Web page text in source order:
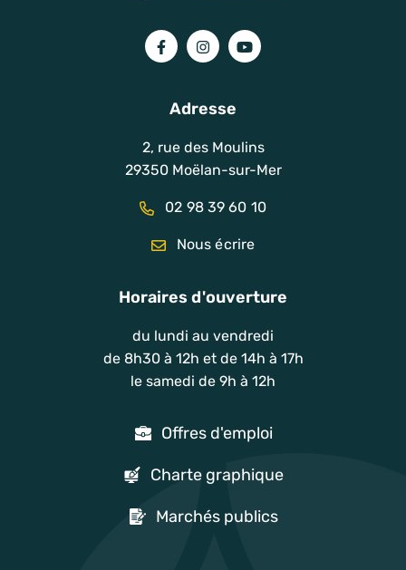
Lien vers le compte Facebook
Lien vers le compte Instagram
Lien vers la chaîne
Adresse
2, rue des Moulins
29350 Moëlan-sur-Mer
02 98 39 60 10
Nous écrire
Horaires d'ouverture
du lundi au vendredi
de 8h30 à 12h et de 14h à 17h
le samedi de 9h à 12h
Offres d'emploi
Charte graphique
Marchés publics